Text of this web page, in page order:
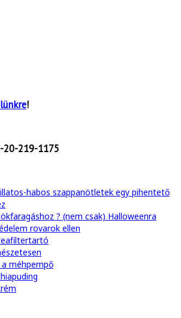
!
20-219-1175
habos szappanötletek egy pihentető
? (nem csak) Halloweenra
rovarok ellen
méhpempő